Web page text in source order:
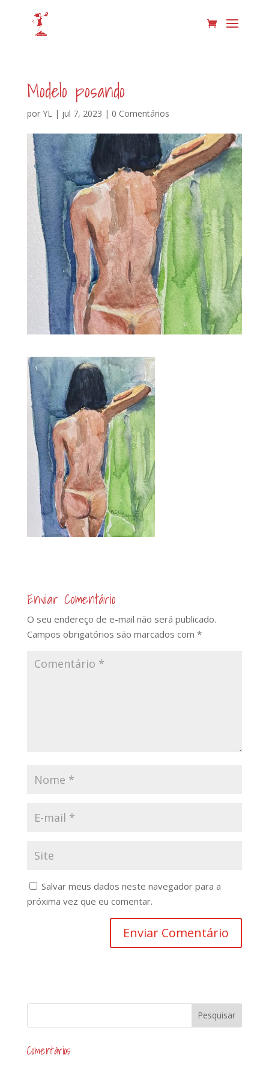
Modelo posando
por YL| jul 7, 2023 | 0 Comentários
Enviar Comentário
O seu endereço de e-mail não será publicado.
Campos obrigatórios são marcados com *
Salvar meus dados neste navegador para a
próxima vez que eu comentar.
Comentários